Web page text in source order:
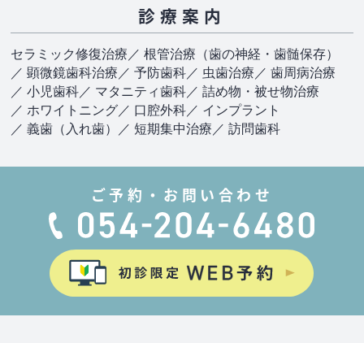
診療案内
セラミック修復治療／ 根管治療（歯の神経・歯髄保存）
／ 顕微鏡歯科治療／ 予防歯科／ 虫歯治療／ 歯周病治療
／ 小児歯科／ マタニティ歯科／ 詰め物・被せ物治療
／ ホワイトニング／ 口腔外科／ インプラント
／ 義歯（入れ歯） ／ 短期集中治療／ 訪問歯科
ご予約・お問い合わせ